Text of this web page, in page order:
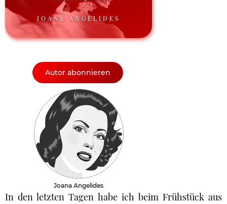
JOANA ANGELIDES
Autor abonnieren
Joana Angelides
In den letzten Tagen habe ich beim Frühstück aus